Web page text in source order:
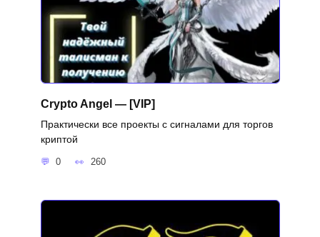
Crypto Angel — [VIP]
Практически все проекты с сигналами для торгов
криптой
0 260